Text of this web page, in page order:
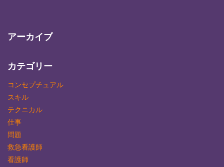
アーカイブ
カテゴリー
コンセプチュアル
スキル
テクニカル
仕事
問題
救急看護師
看護師